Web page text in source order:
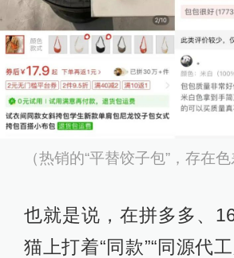
（热销的“平替饺子包”，存在色
也就是说，在拼多多、
猫上打着“同款”“同源代